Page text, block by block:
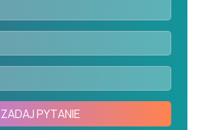
ZADAJ PYTANIE